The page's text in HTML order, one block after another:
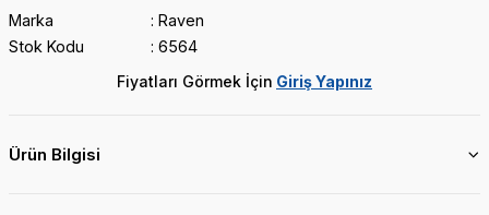
Marka
Raven
Stok Kodu
6564
Fiyatları Görmek İçin Giriş Yapınız
Ürün Bilgisi